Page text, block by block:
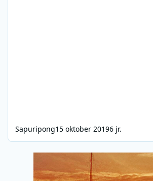
Sapuripong15 oktober 20196 jr.